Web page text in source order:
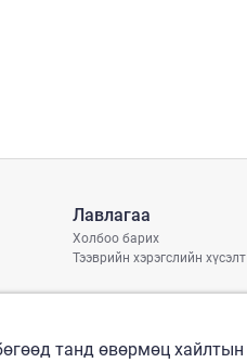
Лавлагаа
Холбоо барих
Тээврийн хэрэгслийн хүсэлт
танд өвөрмөц хайлтын